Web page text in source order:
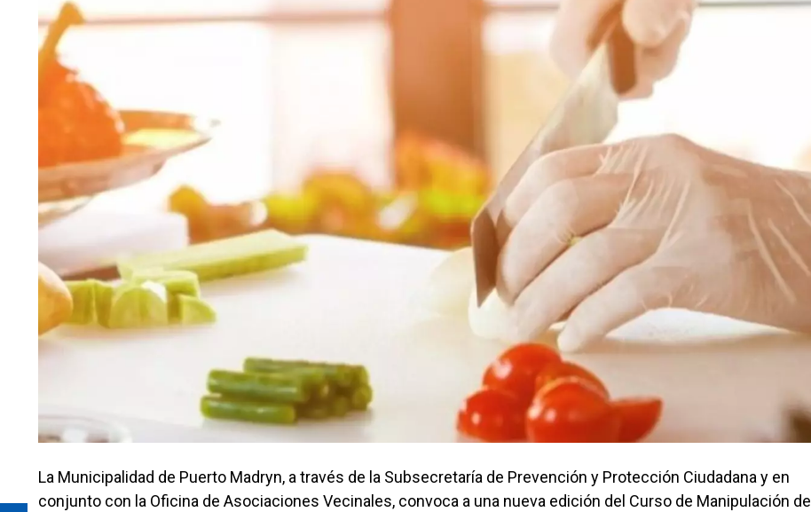
La Municipalidad de Puerto Madryn, a través de la Subsecretaría de Prevención y Protección Ciudadana y en
conjunto con la Oficina de Asociaciones Vecinales, convoca a una nueva edición del Curso de Manipulación de